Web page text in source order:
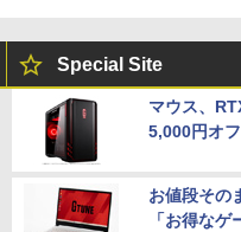
Special Site
マウス、
5,000円オ
お値段その
「お得なゲ